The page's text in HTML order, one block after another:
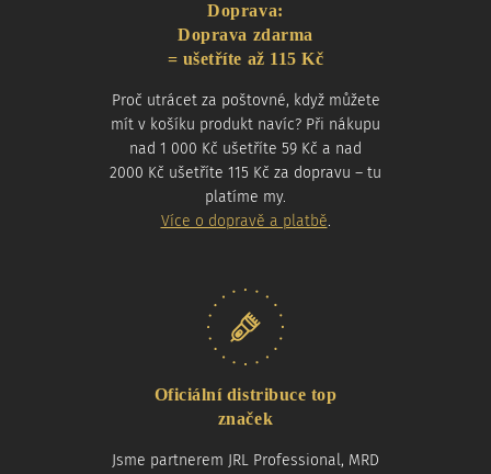
Doprava:
Doprava zdarma
= ušetříte až 115 Kč
Proč utrácet za poštovné, když můžete
mít v košíku produkt navíc? Při nákupu
nad 1 000 Kč ušetříte 59 Kč a nad
2000 Kč ušetříte 115 Kč za dopravu – tu
platíme my.
Více o dopravě a platbě.
Oficiální distribuce top
značek
Jsme partnerem JRL Professional, MRD